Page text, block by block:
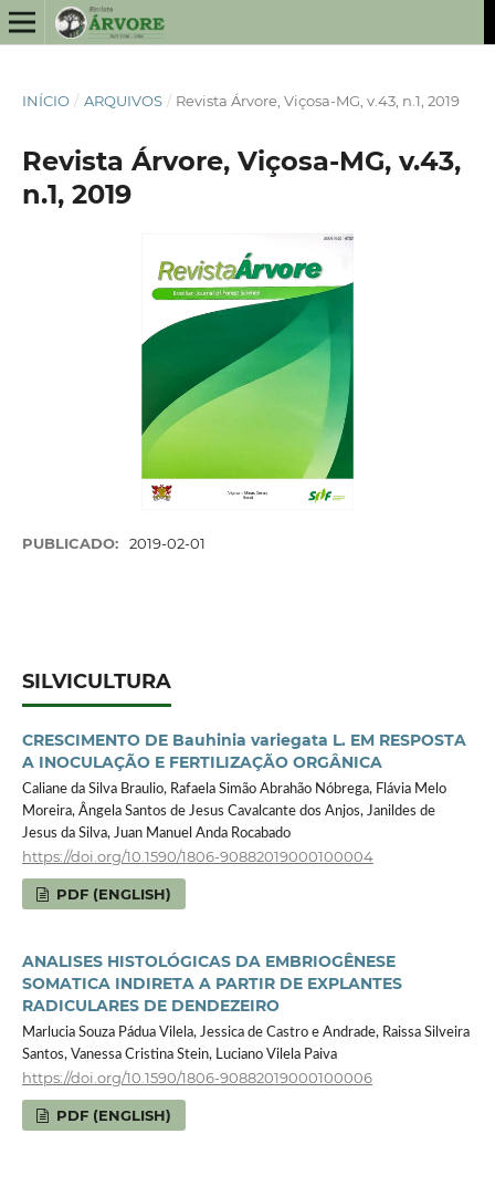
INÍCIO / ARQUIVOS / Revista Árvore, Viçosa-MG, v.43, n.1, 2019
Revista Árvore, Viçosa-MG, v.43,
n.1, 2019
PUBLICADO: 2019-02-01
SILVICULTURA
CRESCIMENTO DE Bauhinia variegata L. EM RESPOSTA
A INOCULAÇÃO E FERTILIZAÇÃO ORGÂNICA
Caliane da Silva Braulio, Rafaela Simão Abrahão Nóbrega, Flávia Melo
Moreira, Ângela Santos de Jesus Cavalcante dos Anjos, Janildes de
Jesus da Silva, Juan Manuel Anda Rocabado
https://doi.org/10.1590/1806-90882019000100004
PDF (ENGLISH)
ANALISES HISTOLÓGICAS DA EMBRIOGÊNESE
SOMATICA INDIRETA A PARTIR DE EXPLANTES
RADICULARES DE DENDEZEIRO
Marlucia Souza Pádua Vilela, Jessica de Castro e Andrade, Raissa Silveira
Santos, Vanessa Cristina Stein, Luciano Vilela Paiva
https://doi.org/10.1590/1806-90882019000100006
PDF (ENGLISH)